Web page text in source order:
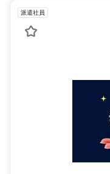
派遣社員